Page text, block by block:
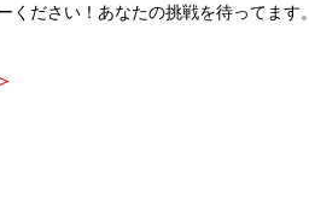
ださい！あなたの挑戦を待ってます。